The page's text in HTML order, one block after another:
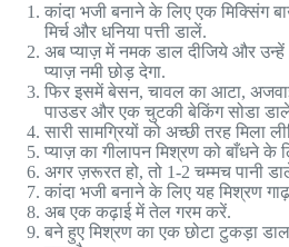
कांदा भजी बनाने के लिए एक मिक्सिंग
मिर्च और धनिया पत्ती डालें.
अब प्याज़ में नमक डाल दीजिये और
प्याज़ नमी छोड़ देगा.
फिर इसमें बेसन, चावल का आटा,
पाउडर और एक चुटकी बेकिंग सोडा
सारी सामग्रियों को अच्छी तरह मिला
प्याज़ का गीलापन मिश्रण को बाँधने के
अगर ज़रूरत हो, तो 1-2 चम्मच पानी
कांदा भजी बनाने के लिए यह मिश्रण
अब एक कढ़ाई में तेल गरम करें.
बने हुए मिश्रण का एक छोटा टुकड़ा